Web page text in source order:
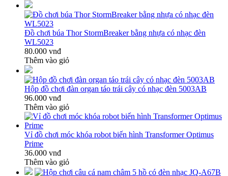
Đồ chơi búa Thor StormBreaker bằng nhựa có nhạc đèn
WL5023
80.000 vnđ
Thêm vào giỏ
Hộp đồ chơi đàn organ táo trái cây có nhạc đèn 5003AB
96.000 vnđ
Thêm vào giỏ
Vỉ đồ chơi móc khóa robot biến hình Transformer Optimus
Prime
36.000 vnđ
Thêm vào giỏ